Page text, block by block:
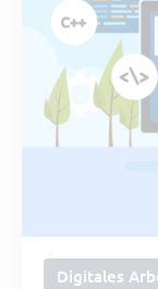
Digitales